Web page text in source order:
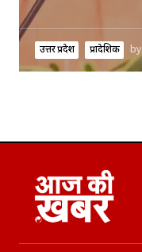
उत्तर प्रदेश प्रादेशिक by